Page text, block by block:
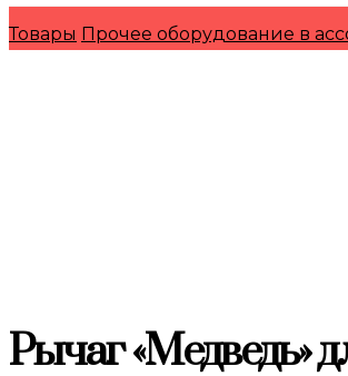
Товары Прочее оборудование в
Рычаг «Медведь»